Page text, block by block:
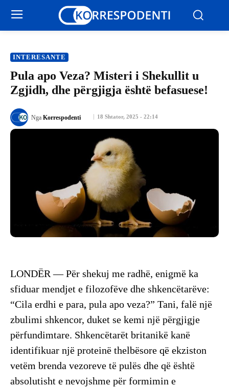
INTERESANTE
Pula apo Veza? Misteri i Shekullit u
Zgjidh, dhe përgjigja është befasuese!
18 Shtator, 2025 - 22:14
Nga Korrespodenti
LONDËR — Për shekuj me radhë, enigmë ka
sfiduar mendjet e filozofëve dhe shkencëtarëve:
“Cila erdhi e para, pula apo veza?” Tani, falë një
zbulimi shkencor, duket se kemi një përgjigje
përfundimtare. Shkencëtarët britanikë kanë
identifikuar një proteinë thelbësore që ekziston
vetëm brenda vezoreve të pulës dhe që është
absolutisht e nevojshme për formimin e